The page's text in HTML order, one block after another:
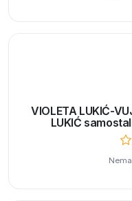
VIOLETA LUKIĆ-
LUKIĆ